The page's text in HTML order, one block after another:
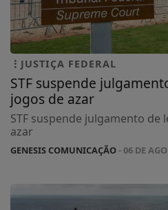
JUSTIÇA FEDERAL
STF suspende
jogos de azar
STF suspende julgamento de
azar
GENESIS COMUNICAÇÃO- 06 DE AGO